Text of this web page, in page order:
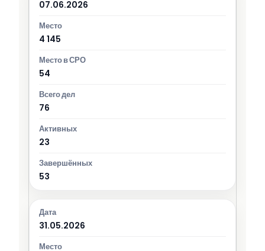
07.06.2026
4 145
54
76
23
53
31.05.2026